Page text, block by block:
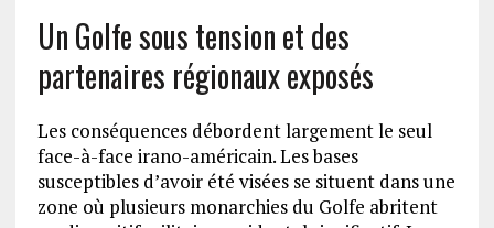
Un Golfe sous tension et des
partenaires régionaux exposés
Les conséquences débordent largement le seul
face-à-face irano-américain. Les bases
susceptibles d’avoir été visées se situent dans une
zone où plusieurs monarchies du Golfe abritent